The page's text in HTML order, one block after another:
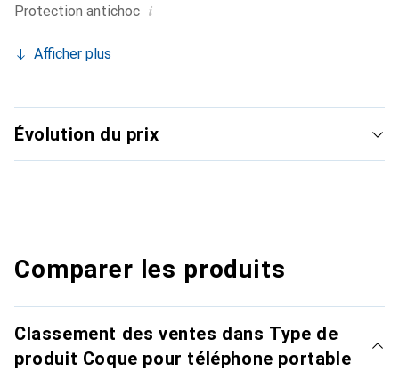
Protection antichoc i
Afficher plus
Évolution du prix
Comparer les produits
Classement des ventes dans Type de
produit Coque pour téléphone portable